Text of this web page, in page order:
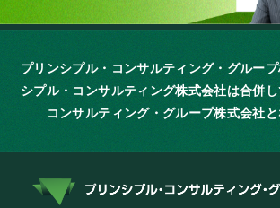
プリンシプル・コンサルティング・グルー
シプル・コンサルティング株式会社は合併
コンサルティング・グループ株式会社と